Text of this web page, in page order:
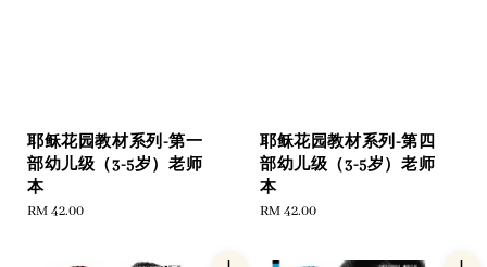
耶稣花园教材系列-第一
部幼儿级（3-5岁）老师
本
Regular
RM 42.00
耶稣花园教材系列-第四
部幼儿级（3-5岁）老师
本
Regular
RM 42.00